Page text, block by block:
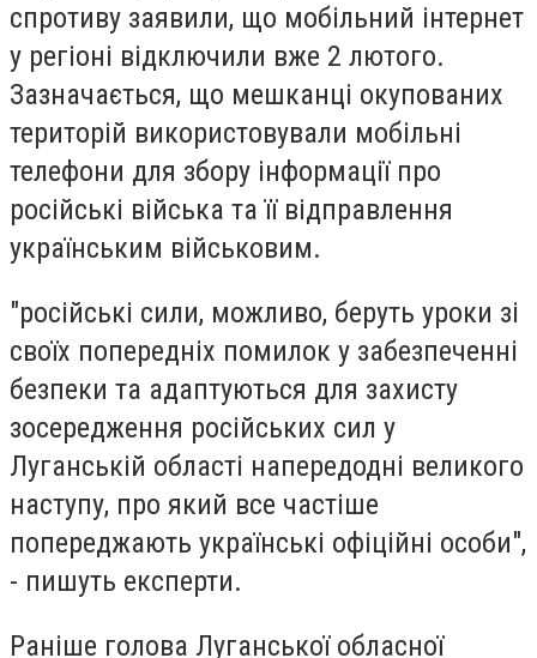
спротиву заявили, що мобільний інтернет
у регіоні відключили вже 2 лютого.
Зазначається, що мешканці окупованих
територій використовували мобільні
телефони для збору інформації про
російські війська та її відправлення
українським військовим.
"російські сили, можливо, беруть уроки зі
своїх попередніх помилок у забезпеченні
безпеки та адаптуються для захисту
зосередження російських сил у
Луганській області напередодні великого
наступу, про який все частіше
попереджають українські офіційні особи",
- пишуть експерти.
Раніше голова Луганської обласної